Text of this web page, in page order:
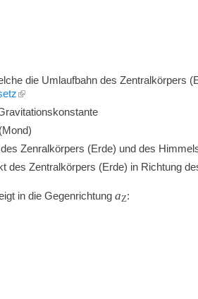
die Umlaufbahn des Zentralkörpers
Zenralkörpers (Erde) und des
des Zentralkörpers (Erde) in Richtung
in die GegenrichtungaZ: